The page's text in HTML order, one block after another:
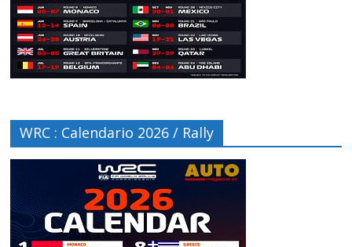
WRC : Calendario 2026 / Rally